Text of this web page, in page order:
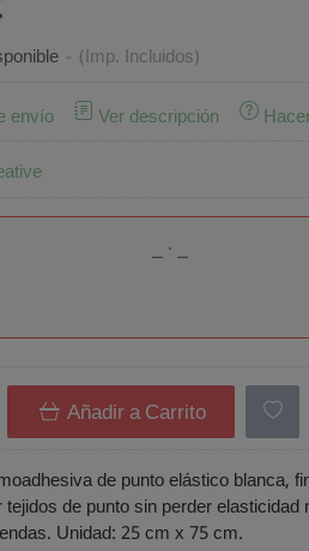
- (Imp. Incluidos)
envío
Ver descripción
Añadir a Carrito
de punto elástico blanca,
de punto sin perder elasticidad
Unidad: 25 cm x 75 cm.